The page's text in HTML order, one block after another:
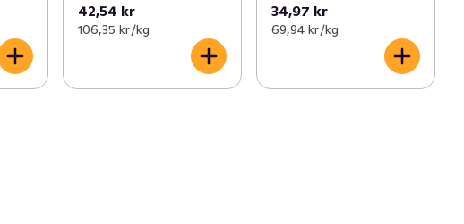
42,54 kr
106,35 kr /kg
34,97 kr
69,94 kr /kg